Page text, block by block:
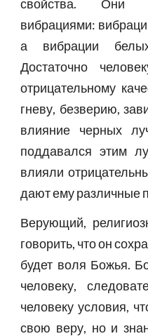
свойства. Они
вибрациями:
а вибрации
Достаточно
отрицательному
гневу, безверию,
влияние черных
поддавался этим
влияли
дают ему различные
Верующий,
говорить, что он
будет воля Божья.
человеку,
человеку условия,
свою веру, но и